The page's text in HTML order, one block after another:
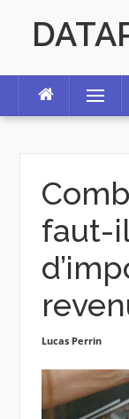
content
Menu
faut-
Lucas Perrin